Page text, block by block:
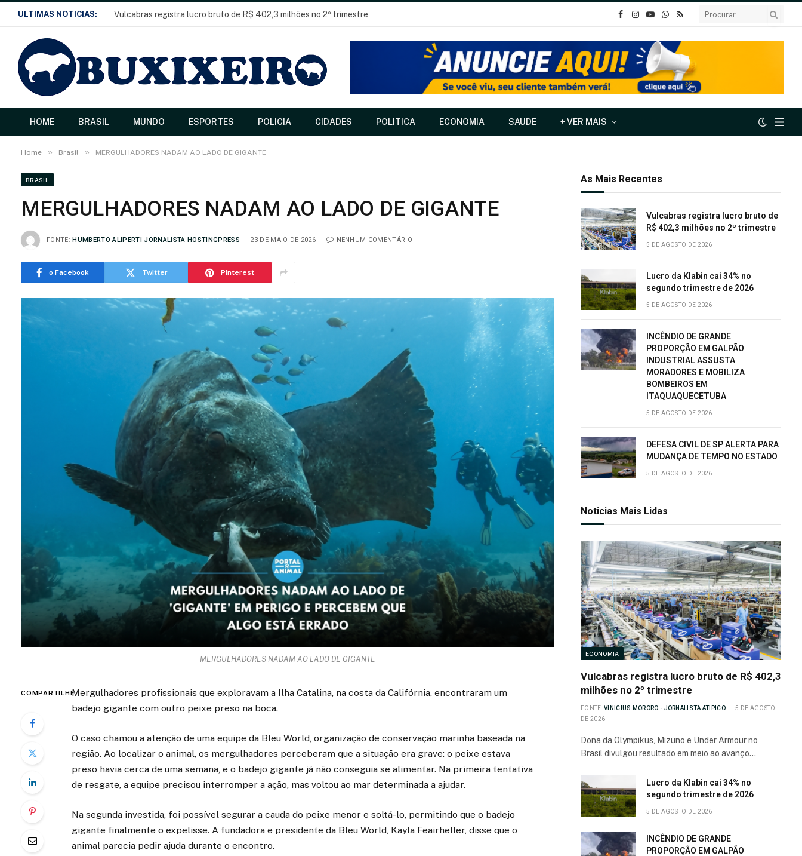
ULTIMAS NOTICIAS: Vulcabras registra lucro bruto de R$ 402,3 milhões no 2º trimestre
o
Instagram
YouTube
Whatsapp
RSS
HOME BRASIL MUNDO ESPORTES POLICIA CIDADES POLITICA ECONOMIA SAUDE + VER MAIS
Home » Brasil » MERGULHADORES NADAM AO LADO DE GIGANTE
BRASIL
MERGULHADORES NADAM AO LADO DE GIGANTE
FONTE: HUMBERTO ALIPERTI JORNALISTA HOSTINGPRESS 23 DE MAIO DE 2026 NENHUM COMENTÁRIO
o Facebook Twitter Pinterest
MERGULHADORES NADAM AO LADO DE GIGANTE
COMPARTILHE:Mergulhadores profissionais que exploravam a Ilha Catalina, na costa da Califórnia, encontraram um
badejo gigante com outro peixe preso na boca.
O caso chamou a atenção de uma equipe da Bleu World, organização de conservação marinha baseada na
região. Ao localizar o animal, os mergulhadores perceberam que a situação era grave: o peixe estava
preso havia cerca de uma semana, e o badejo gigante já não conseguia se alimentar. Na primeira tentativa
de resgate, a equipe precisou interromper a ação, mas voltou ao mar determinada a ajudar.
Na segunda investida, foi possível segurar a cauda do peixe menor e soltá-lo, permitindo que o badejo
gigante finalmente o expelisse. A fundadora e presidente da Bleu World, Kayla Feairheller, disse que o
animal parecia pedir ajuda durante o encontro.
As Mais Recentes
Vulcabras registra lucro bruto de
R$ 402,3 milhões no 2º trimestre
5 DE AGOSTO DE 2026
Lucro da Klabin cai 34% no
segundo trimestre de 2026
5 DE AGOSTO DE 2026
INCÊNDIO DE GRANDE
PROPORÇÃO EM GALPÃO
INDUSTRIAL ASSUSTA
MORADORES E MOBILIZA
BOMBEIROS EM
ITAQUAQUECETUBA
5 DE AGOSTO DE 2026
DEFESA CIVIL DE SP ALERTA PARA
MUDANÇA DE TEMPO NO ESTADO
5 DE AGOSTO DE 2026
Noticias Mais Lidas
ECONOMIA
Vulcabras registra lucro bruto de R$ 402,3
milhões no 2º trimestre
FONTE: VINICIUS MORORO - JORNALISTA ATIPICO
5 DE AGOSTO
DE 2026
Dona da Olympikus, Mizuno e Under Armour no
Brasil divulgou resultado em meio ao avanço…
Lucro da Klabin cai 34% no
segundo trimestre de 2026
5 DE AGOSTO DE 2026
INCÊNDIO DE GRANDE
PROPORÇÃO EM GALPÃO